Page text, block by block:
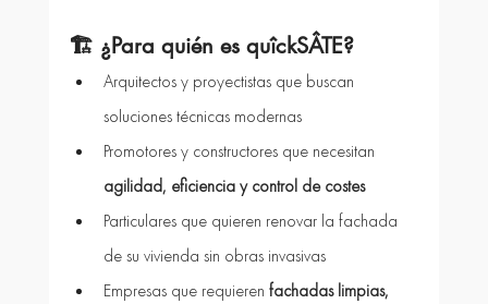
🏗️ ¿Para quién es quîckSÂTE?
Arquitectos y proyectistas que buscan
soluciones técnicas modernas
Promotores y constructores que necesitan
agilidad, eficiencia y control de costes
Particulares que quieren renovar la fachada
de su vivienda sin obras invasivas
Empresas que requieren fachadas limpias,